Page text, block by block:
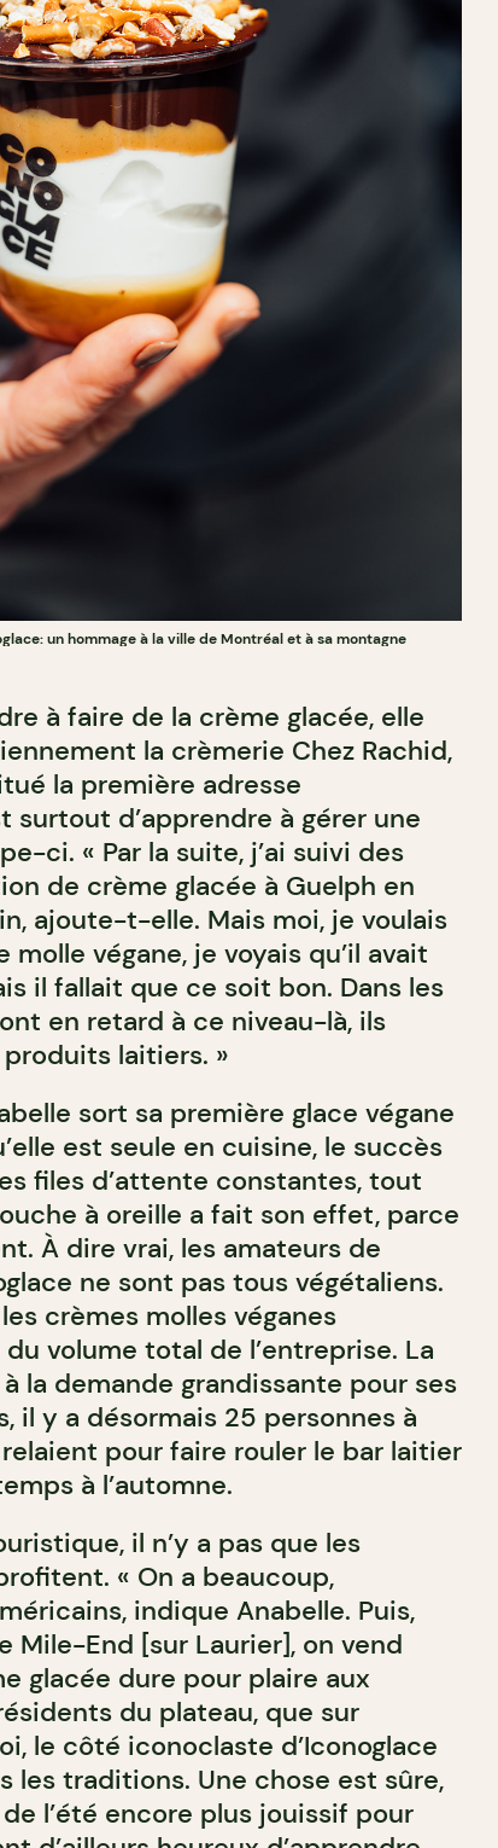
un hommage à la ville de Montréal et à sa montagne
à faire de la crème glacée, elle
la crèmerie Chez Rachid,
la première adresse
surtout d’apprendre à gérer une
ci. « Par la suite, j’ai suivi des
de crème glacée à Guelph en
ajoute-t-elle. Mais moi, je voulais
végane, je voyais qu’il avait
il fallait que ce soit bon. Dans les
en retard à ce niveau-là, ils
laitiers. »
sort sa première glace végane
est seule en cuisine, le succès
files d’attente constantes, tout
à oreille a fait son effet, parce
À dire vrai, les amateurs de
ne sont pas tous végétaliens.
crèmes molles véganes
volume total de l’entreprise. La
la demande grandissante pour ses
il y a désormais 25 personnes à
pour faire rouler le bar laitier
à l’automne.
il n’y a pas que les
« On a beaucoup,
indique Anabelle. Puis,
Mile-End [sur Laurier], on vend
glacée dure pour plaire aux
du plateau, que sur
le côté iconoclaste d’Iconoglace
les traditions. Une chose est sûre,
l’été encore plus jouissif pour